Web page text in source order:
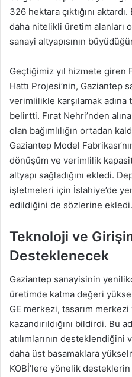
326 hektara çıktığını
daha nitelikli üretim alanları
sanayi altyapısının
Geçtiğimiz yıl hizmete giren
Hattı Projesi’nin, Gaziantep
verimlilikle karşılamak
belirtti. Fırat Nehri’nden
olan bağımlılığın ortadan
Gaziantep Model
dönüşüm ve verimlilik
altyapı sağladığını ekledi.
işletmeleri için İslahiye’de
edildiğini de sözlerine ekledi.
Teknoloji ve
Desteklenecek
Gaziantep sanayisinin
üretimde katma değeri
GE merkezi, tasarım
kazandırıldığını bildirdi. Bu
atılımlarının
daha üst basamaklara
KOBİ’lere yönelik desteklerin